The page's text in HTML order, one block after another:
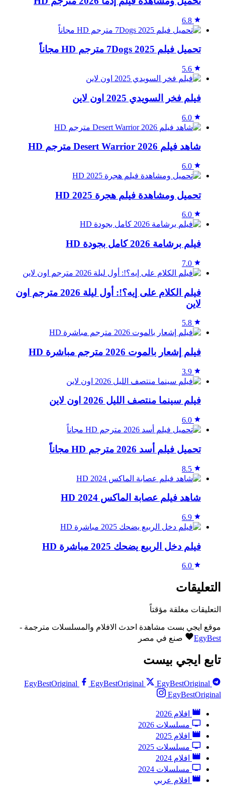
6.8
تحميل فيلم 7Dogs 2025 مترجم HD مجاناً
5.6
فيلم فخر السويدي 2025 اون لاين
6.0
شاهد فيلم Desert Warrior 2026 مترجم HD
6.0
تحميل ومشاهدة فيلم هجرة 2025 HD
6.0
فيلم برشامة 2026 كامل بجودة HD
7.0
فيلم الكلام على إيه؟!: أول ليلة 2026 مترجم اون
لاين
5.8
فيلم إشعار بالموت 2026 مترجم مباشرة HD
3.9
فيلم سينما منتصف الليل 2026 اون لاين
6.0
تحميل فيلم أسد 2026 مترجم HD مجاناً
8.5
شاهد فيلم عصابة الماكس 2024 HD
6.9
فيلم دخل الربيع يضحك 2025 مباشرة HD
6.0
التعليقات
التعليقات مغلقة مؤقتاً
موقع ايجي بست مشاهدة احدث الافلام والمسلسلات مترجمة -
EgyBest
صنع في مصر
تابع ايجي بيست
EgyBestOriginal EgyBestOriginal
EgyBestOriginal
EgyBestOriginal
افلام 2026
مسلسلات 2026
افلام 2025
مسلسلات 2025
افلام 2024
مسلسلات 2024
افلام عربي